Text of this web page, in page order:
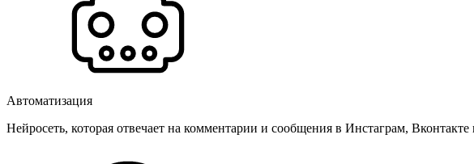
Автоматизация
Нейросеть, которая отвечает на комментарии и сообщения в Инстаграм,